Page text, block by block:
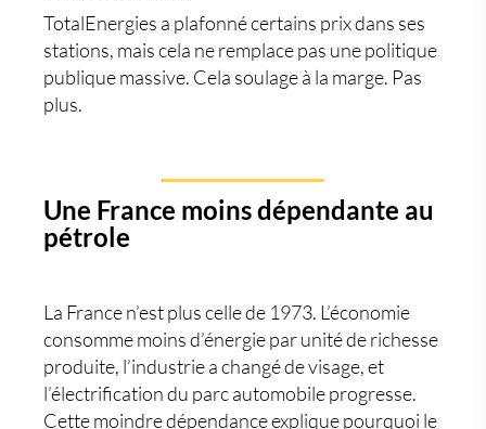
TotalEnergies a plafonné certains prix dans ses
stations, mais cela ne remplace pas une politique
publique massive. Cela soulage à la marge. Pas
plus.
Une France moins dépendante au
pétrole
La France n’est plus celle de 1973. L’économie
consomme moins d’énergie par unité de richesse
produite, l’industrie a changé de visage, et
l’électrification du parc automobile progresse.
Cette moindre dépendance explique pourquoi le